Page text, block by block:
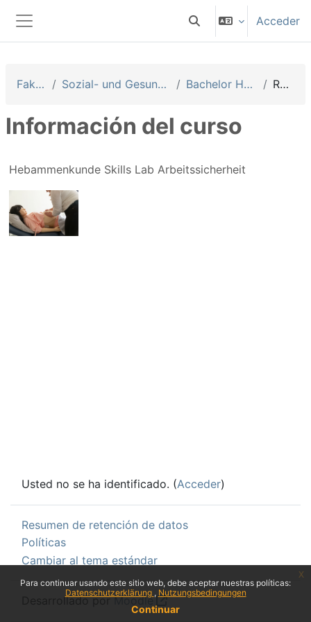
Para continuar usando este sitio web, debe aceptar nuestras políticas:
Datenschutzerklärung
Nutzungsbedingungen
Continuar
x
Panel lateral
Selector de búsqueda
Acceder
Fakultäten Sozial- und Gesundheitswissenschaften Bachelor Hebammenkunde Resumen
Información del curso
Hebammenkunde Skills Lab Arbeitssicherheit
Usted no se ha identificado. (Acceder)
Resumen de retención de datos
Políticas
Cambiar al tema estándar
Desarrollado porMoodle